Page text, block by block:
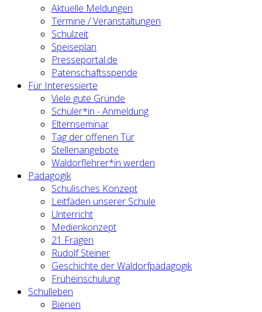
Aktuelle Meldungen
Termine / Veranstaltungen
Schulzeit
Speiseplan
Presseportal.de
Patenschaftsspende
Für Interessierte
Viele gute Gründe
Schüler*in - Anmeldung
Elternseminar
Tag der offenen Tür
Stellenangebote
Waldorflehrer*in werden
Pädagogik
Schulisches Konzept
Leitfäden unserer Schule
Unterricht
Medienkonzept
21 Fragen
Rudolf Steiner
Geschichte der Waldorfpädagogik
Früheinschulung
Schulleben
Bienen